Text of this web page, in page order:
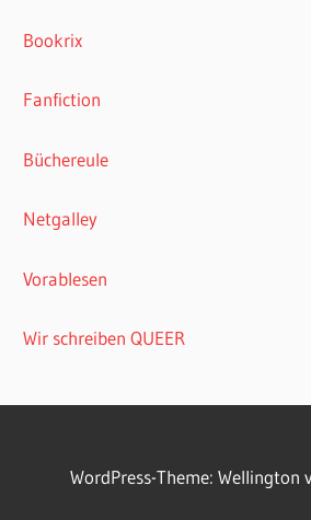
Bookrix
Fanfiction
Büchereule
Netgalley
Vorablesen
Wir schreiben QUEER
WordPress-Theme: Wellington